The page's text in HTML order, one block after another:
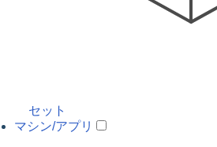
セット
マシン/アプリ